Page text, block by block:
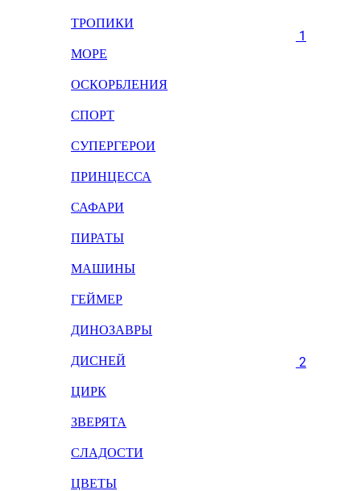
ТРОПИКИ
МОРЕ
ОСКОРБЛЕНИЯ
СПОРТ
СУПЕРГЕРОИ
ПРИНЦЕССА
САФАРИ
ПИРАТЫ
МАШИНЫ
ГЕЙМЕР
ДИНОЗАВРЫ
ДИСНЕЙ
ЦИРК
ЗВЕРЯТА
СЛАДОСТИ
ЦВЕТЫ
1
2